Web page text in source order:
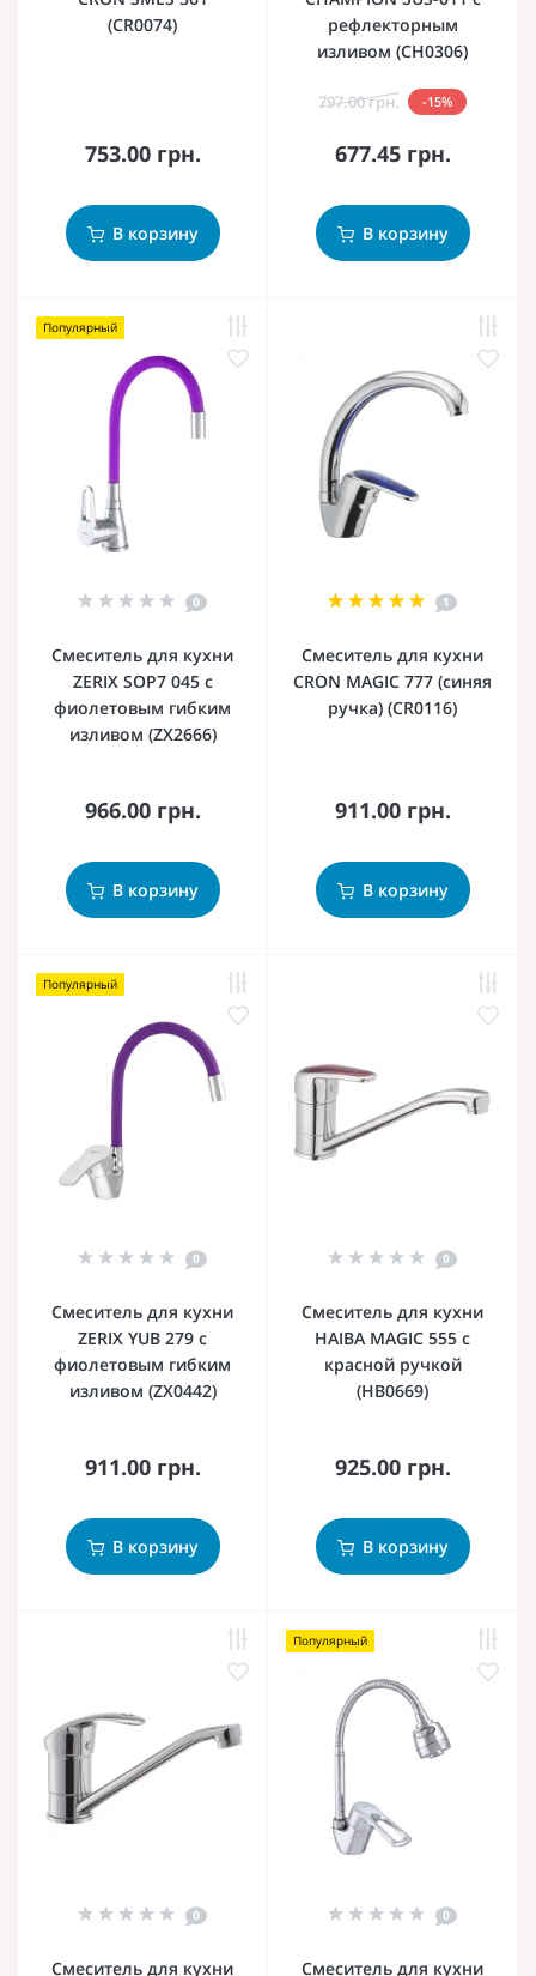
(CR0074)
753.00 грн.
В корзину
рефлекторным
изливом (CH0306)
797.00 грн. -15%
677.45 грн.
В корзину
Популярный
0
Смеситель для кухни
ZERIX SOP7 045 с
фиолетовым гибким
изливом (ZX2666)
966.00 грн.
В корзину
1
Смеситель для кухни
CRON MAGIC 777 (синяя
ручка) (CR0116)
911.00 грн.
В корзину
Популярный
0
Смеситель для кухни
ZERIX YUB 279 с
фиолетовым гибким
изливом (ZX0442)
911.00 грн.
В корзину
0
Смеситель для кухни
HAIBA MAGIC 555 с
красной ручкой
(HB0669)
925.00 грн.
В корзину
0
Смеситель для кухни
Популярный
0
Смеситель для кухни